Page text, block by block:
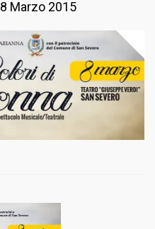
8 Marzo 2015